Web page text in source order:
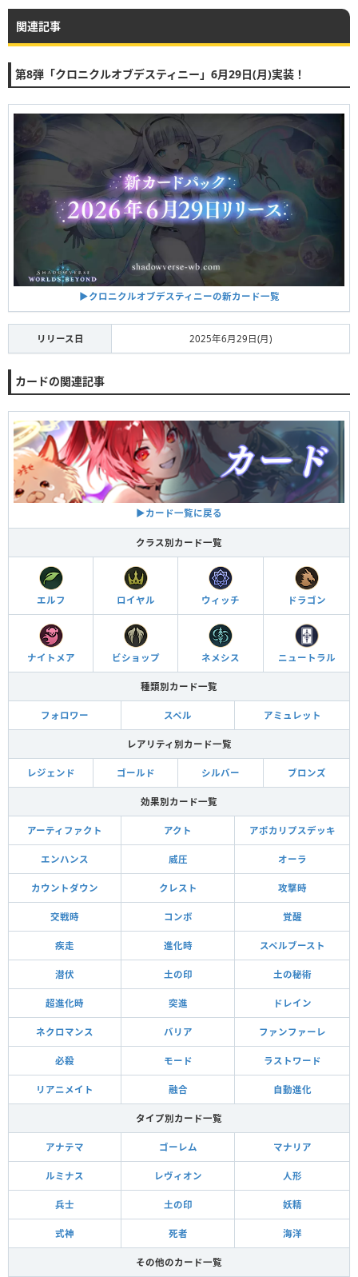
関連記事
第8弾「クロニクルオブデスティニー」6月29日(月)実装！
▶︎クロニクルオブデスティニーの新カード一覧
リリース日 2025年6月29日(月)
カードの関連記事
▶︎カード一覧に戻る
クラス別カード一覧
エルフ ロイヤル ウィッチ ドラゴン
ナイトメア ビショップ ネメシス ニュートラル
種類別カード一覧
フォロワー スペル アミュレット
レアリティ別カード一覧
レジェンド ゴールド シルバー ブロンズ
効果別カード一覧
アーティファクト アクト アポカリプスデッキ
エンハンス 威圧 オーラ
カウントダウン クレスト 攻撃時
交戦時 コンボ 覚醒
疾走 進化時 スペルブースト
潜伏 土の印 土の秘術
超進化時 突進 ドレイン
ネクロマンス バリア ファンファーレ
必殺 モード ラストワード
リアニメイト 融合 自動進化
タイプ別カード一覧
アナテマ ゴーレム マナリア
ルミナス レヴィオン 人形
兵士 土の印 妖精
式神 死者 海洋
その他のカード一覧